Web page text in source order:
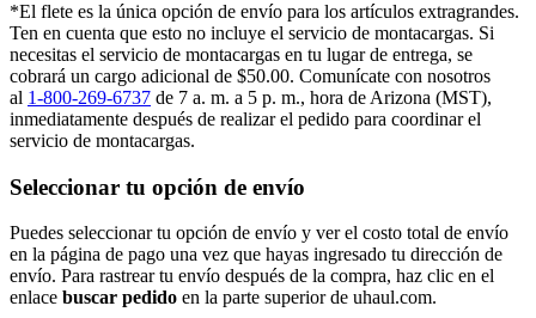
*El flete es la única opción de envío para los artículos extragrandes.
Ten en cuenta que esto no incluye el servicio de montacargas. Si
necesitas el servicio de montacargas en tu lugar de entrega, se
cobrará un cargo adicional de $50.00. Comunícate con nosotros
al 1-800-269-6737 de 7 a. m. a 5 p. m., hora de Arizona (MST),
inmediatamente después de realizar el pedido para coordinar el
servicio de montacargas.
Seleccionar tu opción de envío
Puedes seleccionar tu opción de envío y ver el costo total de envío
en la página de pago una vez que hayas ingresado tu dirección de
envío. Para rastrear tu envío después de la compra, haz clic en el
enlace buscar pedido​​​​​​​ en la parte superior de uhaul.com.